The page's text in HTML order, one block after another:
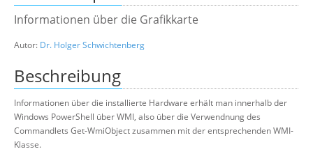
Über uns
Informationen über die Grafikkarte
Autor: Dr. Holger Schwichtenberg
Beschreibung
Informationen über die installierte Hardware erhält man innerhalb der
Windows PowerShell über WMI, also über die Verwendnung des
Commandlets Get-WmiObject zusammen mit der entsprechenden WMI-
Klasse.